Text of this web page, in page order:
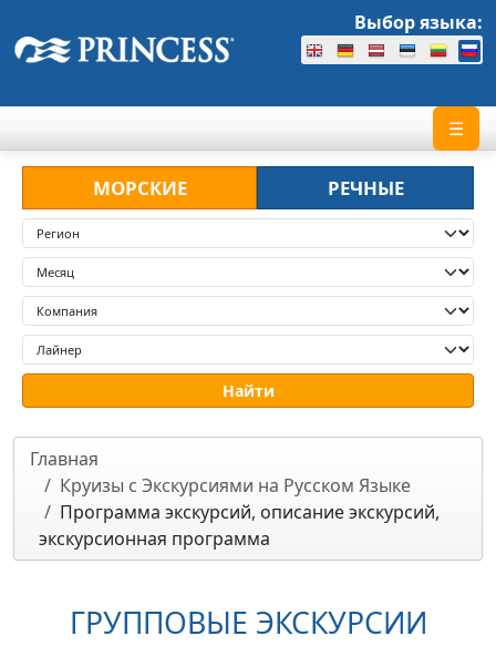
Выбор языка:
☰
МОРСКИЕ РЕЧНЫЕ
Главная
Круизы с Экскурсиями на Русском Языке
Программа экскурсий, описание экскурсий,
экскурсионная программа
ГРУППОВЫЕ ЭКСКУРСИИ